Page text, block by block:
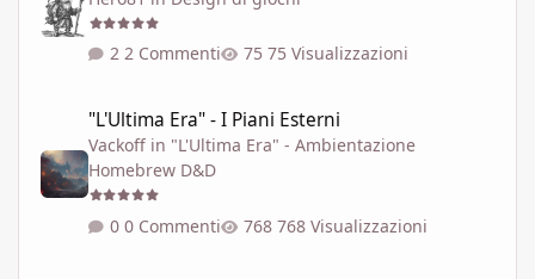
2 Commenti 75 Visualizzazioni
"L'Ultima Era" - I Piani Esterni
Vackoff in "L'Ultima Era" - Ambientazione
Homebrew D&D
0 Commenti 768 Visualizzazioni